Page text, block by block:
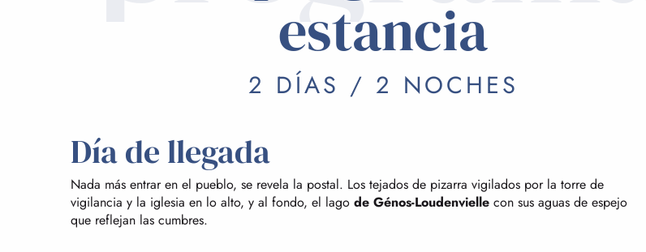
estancia
2 DÍAS / 2 NOCHES
Día de llegada
Nada más entrar en el pueblo, se revela la postal. Los tejados de pizarra vigilados por la torre de
vigilancia y la iglesia en lo alto, y al fondo, el lago de Génos-Loudenvielle con sus aguas de espejo
que reflejan las cumbres.